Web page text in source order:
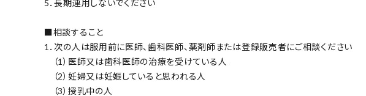
5．長期連用しないでください
■相談すること
1．次の人は服用前に医師、歯科医師、薬剤師または登録販売者にご相談ください
（1）医師又は歯科医師の治療を受けている人
（2）妊婦又は妊娠していると思われる人
（3）授乳中の人